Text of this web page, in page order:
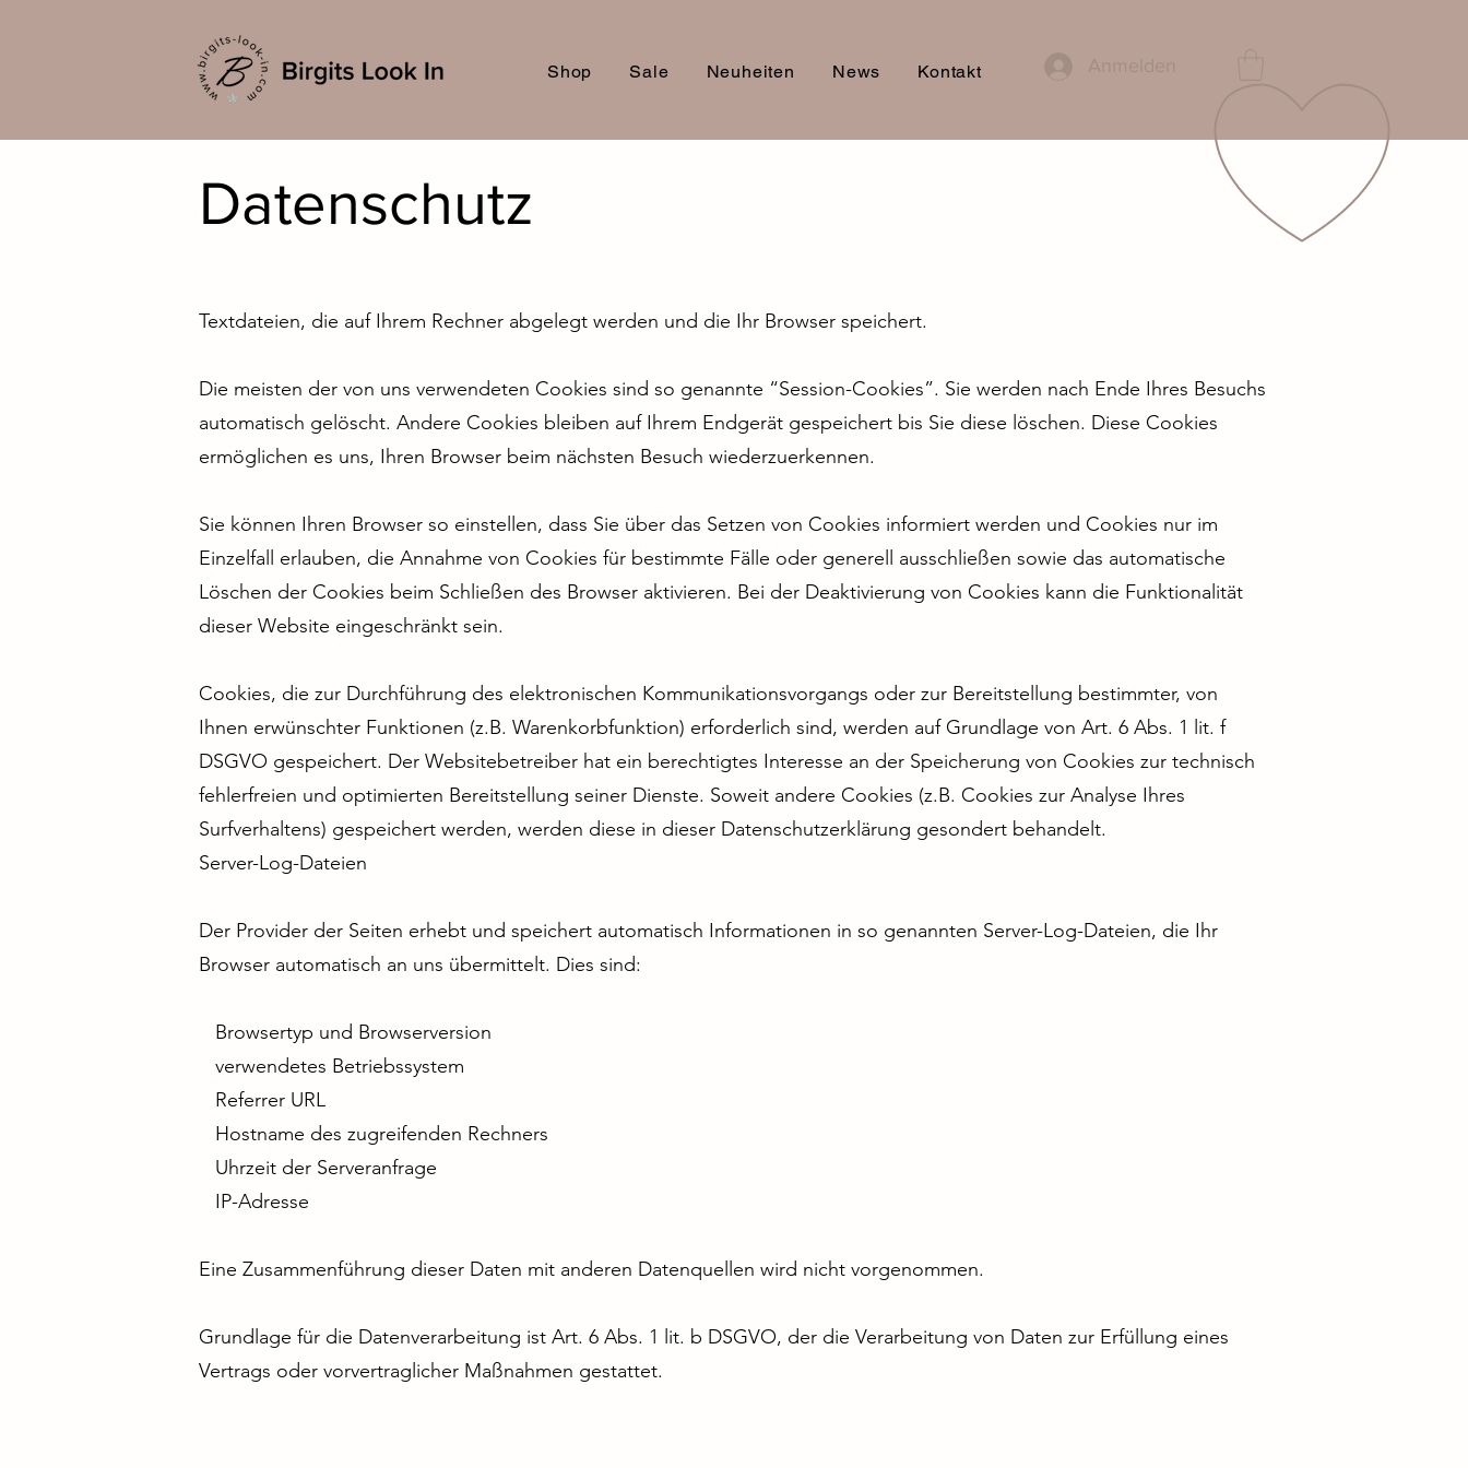
Shop Sale Neuheiten News Kontakt
Datenschutz
​Textdateien, die auf Ihrem Rechner abgelegt werden und die Ihr Browser speichert.
Die meisten der von uns verwendeten Cookies sind so genannte “Session-Cookies”. Sie werden nach Ende Ihres Besuchs
automatisch gelöscht. Andere Cookies bleiben auf Ihrem Endgerät gespeichert bis Sie diese löschen. Diese Cookies
ermöglichen es uns, Ihren Browser beim nächsten Besuch wiederzuerkennen.
Sie können Ihren Browser so einstellen, dass Sie über das Setzen von Cookies informiert werden und Cookies nur im
Einzelfall erlauben, die Annahme von Cookies für bestimmte Fälle oder generell ausschließen sowie das automatische
Löschen der Cookies beim Schließen des Browser aktivieren. Bei der Deaktivierung von Cookies kann die Funktionalität
dieser Website eingeschränkt sein.
Cookies, die zur Durchführung des elektronischen Kommunikationsvorgangs oder zur Bereitstellung bestimmter, von
Ihnen erwünschter Funktionen (z.B. Warenkorbfunktion) erforderlich sind, werden auf Grundlage von Art. 6 Abs. 1 lit. f
DSGVO gespeichert. Der Websitebetreiber hat ein berechtigtes Interesse an der Speicherung von Cookies zur technisch
fehlerfreien und optimierten Bereitstellung seiner Dienste. Soweit andere Cookies (z.B. Cookies zur Analyse Ihres
Surfverhaltens) gespeichert werden, werden diese in dieser Datenschutzerklärung gesondert behandelt.
Server-Log-Dateien
Der Provider der Seiten erhebt und speichert automatisch Informationen in so genannten Server-Log-Dateien, die Ihr
Browser automatisch an uns übermittelt. Dies sind:
Browsertyp und Browserversion
verwendetes Betriebssystem
Referrer URL
Hostname des zugreifenden Rechners
Uhrzeit der Serveranfrage
IP-Adresse
Eine Zusammenführung dieser Daten mit anderen Datenquellen wird nicht vorgenommen.
Grundlage für die Datenverarbeitung ist Art. 6 Abs. 1 lit. b DSGVO, der die Verarbeitung von Daten zur Erfüllung eines
Vertrags oder vorvertraglicher Maßnahmen gestattet.